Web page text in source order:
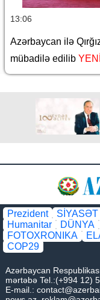
13:06
Azərbaycan ilə
mübadilə edilib
Prezident SİYASƏT
Humanitar
DÜNYA
FOTOXRONIKA
COP29
Azərbaycan
mərtəbə Tel.:(+994 12)
E-mail.: